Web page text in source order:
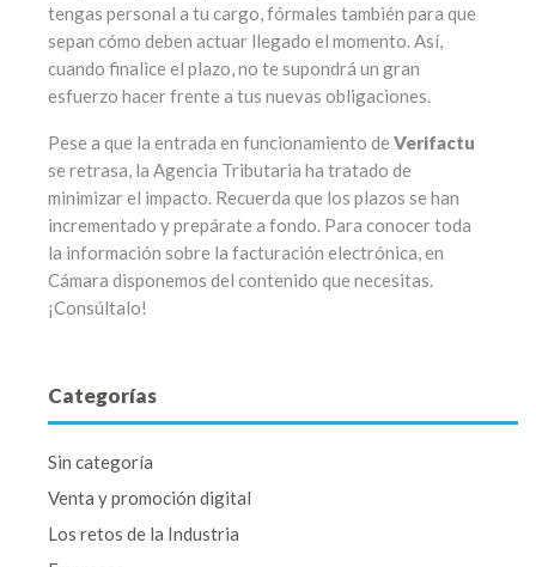
tengas personal a tu cargo, fórmales también para que
sepan cómo deben actuar llegado el momento. Así,
cuando finalice el plazo, no te supondrá un gran
esfuerzo hacer frente a tus nuevas obligaciones.
Pese a que la entrada en funcionamiento de Verifactu
se retrasa, la Agencia Tributaria ha tratado de
minimizar el impacto. Recuerda que los plazos se han
incrementado y prepárate a fondo. Para conocer toda
la información sobre la facturación electrónica, en
Cámara disponemos del contenido que necesitas.
¡Consúltalo!
Categorías
Sin categoría
Venta y promoción digital
Los retos de la Industria